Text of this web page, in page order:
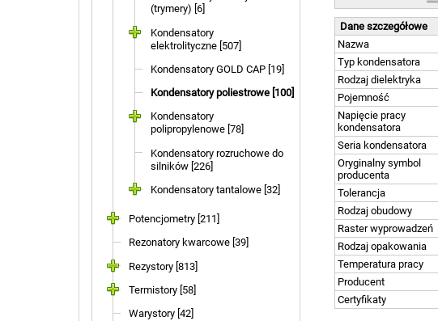
(trymery) [6]
Kondensatory
elektrolityczne [507]
Kondensatory GOLD CAP [19]
Kondensatory poliestrowe [100]
Kondensatory
polipropylenowe [78]
Kondensatory rozruchowe do
silników [226]
Kondensatory tantalowe [32]
Potencjometry [211]
Rezonatory kwarcowe [39]
Rezystory [813]
Termistory [58]
Warystory [42]
Dane szczegółowe
Nazwa
Typ kondensatora
Rodzaj dielektryka
Pojemność
Napięcie pracy
kondensatora
Seria kondensatora
Oryginalny symbol
producenta
Tolerancja
Rodzaj obudowy
Raster wyprowadzeń
Rodzaj opakowania
Temperatura pracy
Producent
Certyfikaty